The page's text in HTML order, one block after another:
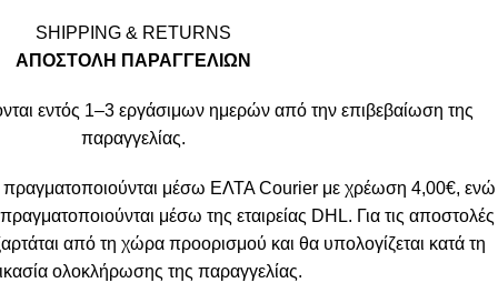
SHIPPING & RETURNS
ΑΠΟΣΤΟΛΗ ΠΑΡΑΓΓΕΛΙΩΝ
εντός 1–3 εργάσιμων ημερών από την επιβεβαίωση της
παραγγελίας.
πραγματοποιούνται μέσω ΕΛΤΑ Courier με χρέωση 4,00€, ενώ
μέσω της εταιρείας DHL. Για τις αποστολές
από τη χώρα προορισμού και θα υπολογίζεται κατά τη
ολοκλήρωσης της παραγγελίας.